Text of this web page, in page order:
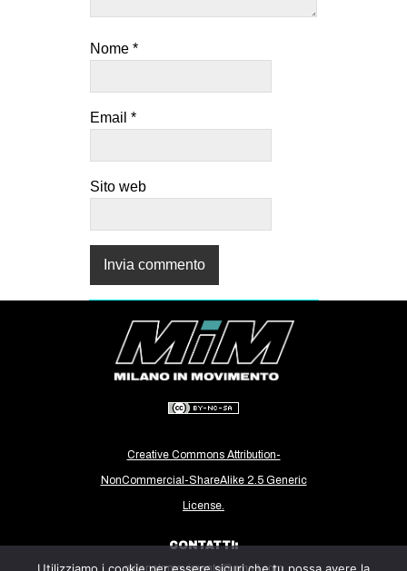
Nome *
Email *
Sito web
Creative Commons Attribution-
NonCommercial-ShareAlike 2.5 Generic
License.
CONTATTI:
milanoinmovimento@gmail.com